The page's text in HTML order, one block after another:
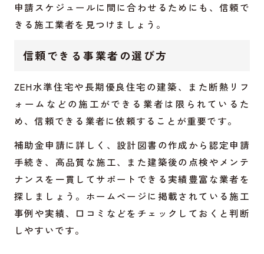
申請スケジュールに間に合わせるためにも、信頼で
きる施工業者を見つけましょう。
信頼できる事業者の選び方
ZEH水準住宅や長期優良住宅の建築、また断熱リフ
ォームなどの施工ができる業者は限られているた
め、信頼できる業者に依頼することが重要です。
補助金申請に詳しく、設計図書の作成から認定申請
手続き、高品質な施工、また建築後の点検やメンテ
ナンスを一貫してサポートできる実績豊富な業者を
探しましょう。ホームページに掲載されている施工
事例や実績、口コミなどをチェックしておくと判断
しやすいです。